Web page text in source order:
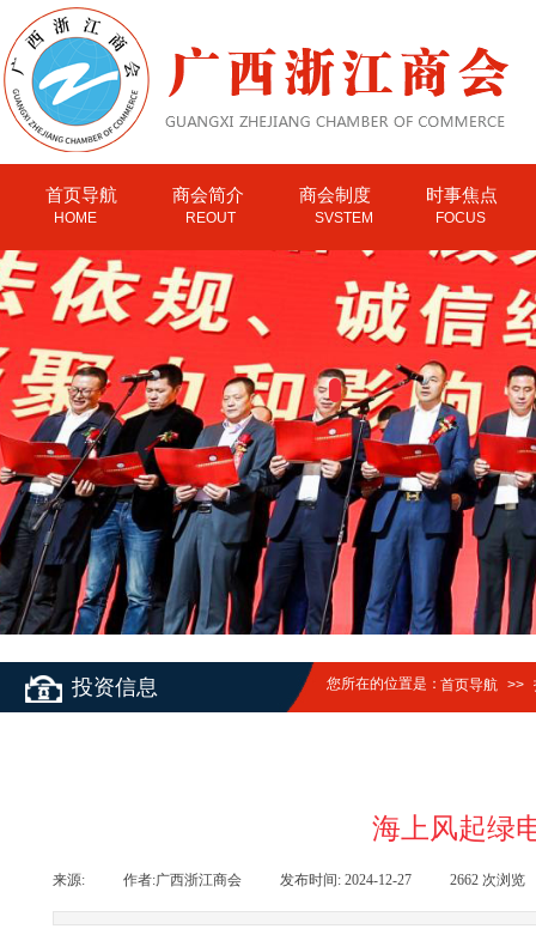
首页导航 商会简介 商会制度 时事焦点
HOME REOUT SVSTEM FOCUS
投资信息 您所在的位置是：首页导航 >>
海上风起绿
来源: 作者:广西浙江商会 发布时间: 2024-12-27 2662 次浏览